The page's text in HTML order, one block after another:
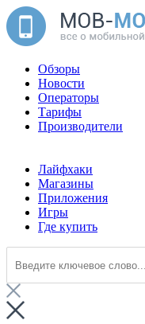
Обзоры
Новости
Операторы
Тарифы
Производители
Лайфхаки
Магазины
Приложения
Игры
Где купить